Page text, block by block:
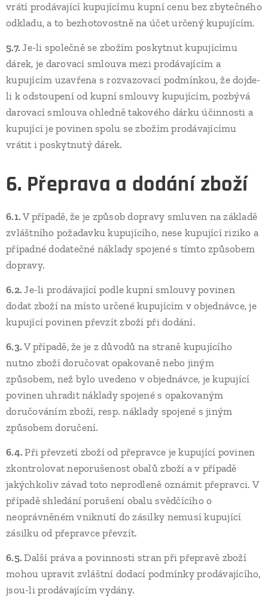
vrátí prodávající kupujícímu kupní cenu bez zbytečného
odkladu, a to bezhotovostně na účet určený kupujícím.
5.7.Je-li společně se zbožím poskytnut kupujícímu
dárek, je darovací smlouva mezi prodávajícím a
kupujícím uzavřena s rozvazovací podmínkou, že dojde-
li k odstoupení od kupní smlouvy kupujícím, pozbývá
darovací smlouva ohledně takového dárku účinnosti a
kupující je povinen spolu se zbožím prodávajícímu
vrátit i poskytnutý dárek.
6. Přeprava a dodání zboží
6.1.V případě, že je způsob dopravy smluven na základě
zvláštního požadavku kupujícího, nese kupující riziko a
případné dodatečné náklady spojené s tímto způsobem
dopravy.
6.2.Je-li prodávající podle kupní smlouvy povinen
dodat zboží na místo určené kupujícím v objednávce, je
kupující povinen převzít zboží při dodání.
6.3.V případě, že je z důvodů na straně kupujícího
nutno zboží doručovat opakovaně nebo jiným
způsobem, než bylo uvedeno v objednávce, je kupující
povinen uhradit náklady spojené s opakovaným
doručováním zboží, resp. náklady spojené s jiným
způsobem doručení.
6.4.Při převzetí zboží od přepravce je kupující povinen
zkontrolovat neporušenost obalů zboží a v případě
jakýchkoliv závad toto neprodleně oznámit přepravci. V
případě shledání porušení obalu svědčícího o
neoprávněném vniknutí do zásilky nemusí kupující
zásilku od přepravce převzít.
6.5.Další práva a povinnosti stran při přepravě zboží
mohou upravit zvláštní dodací podmínky prodávajícího,
jsou-li prodávajícím vydány.